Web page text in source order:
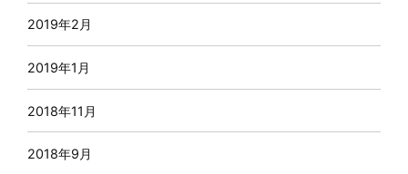
2019年2月
2019年1月
2018年11月
2018年9月